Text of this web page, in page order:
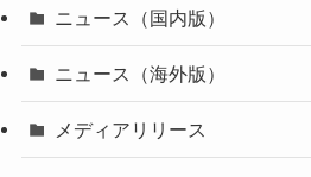
ニュース（国内版）
ニュース（海外版）
メディアリリース